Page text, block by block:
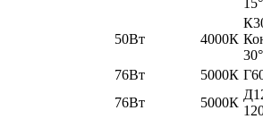
15°
50Вт 4000К
30°
76Вт 5000К
76Вт
5000К